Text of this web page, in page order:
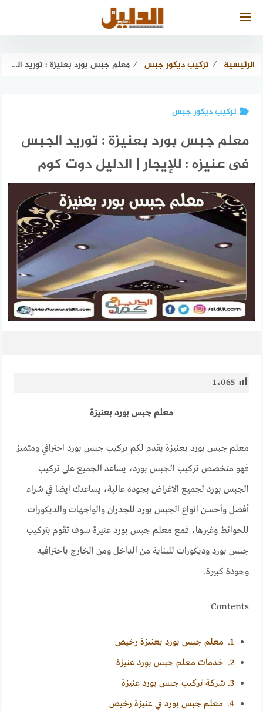
الرئيسية ⁄ تركيب ديكور جبس ⁄ معلم جبس بورد بعنيزة : توريد الجبس فى عنيزه : للإيجار | الدليل دوت كوم
تركيب ديكور جبس
معلم جبس بورد بعنيزة : توريد الجبس
فى عنيزه : للإيجار | الدليل دوت كوم
1٬065
معلم جبس بورد بعنيزة
معلم جبس بورد بعنيزة يقدم لكم تركيب جبس بورد احترافي ومتميز
فهو متخصص تركيب الجبس بورد، يساعد الجميع على تركيب
الجبس بورد لجميع الاغراض بجوده عالية، يساعدك ايضا في شراء
أفضل وأحسن انواع الجبس بورد للجدران والواجهات والديكورات
للحوائط وغيرها، فمع معلم جبس بورد عنيزة سوف تقوم بتركيب
جبس بورد وديكورات للبناية من الداخل ومن الخارج باحترافيه
وجودة كبيرة.
Contents
1. معلم جبس بورد بعنيزة رخيص
2. خدمات معلم جبس بورد عنيزة
3. شركة تركيب جبس بورد عنيزة
4. معلم جبس بورد في عنيزة رخيص